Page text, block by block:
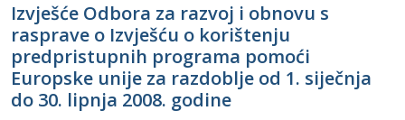
Izvješće Odbora za razvoj i obnovu s
rasprave o Izvješću o korištenju
predpristupnih programa pomoći
Europske unije za razdoblje od 1. siječnja
do 30. lipnja 2008. godine